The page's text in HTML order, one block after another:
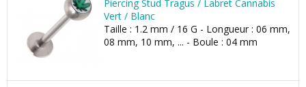
Piercing Stud Tragus / Labret Cannabis
Vert / Blanc
Taille : 1.2 mm / 16 G - Longueur : 06 mm,
08 mm, 10 mm, ... - Boule : 04 mm